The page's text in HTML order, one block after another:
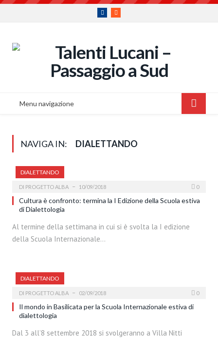
Facebook
RSS
Menu navigazione
NAVIGA IN: DIALETTANDO
DIALETTANDO
DI PROGETTO ALBA 10/09/2018 0
Cultura è confronto: termina la I Edizione della Scuola estiva
di Dialettologia
Al termine della settimana in cui si è svolta la I edizione
della Scuola Internazionale…
DIALETTANDO
DI PROGETTO ALBA 02/09/2018 0
Il mondo in Basilicata per la Scuola Internazionale estiva di
dialettologia
Dal 3 all’8 settembre 2018 si svolgeranno a Villa Nitti